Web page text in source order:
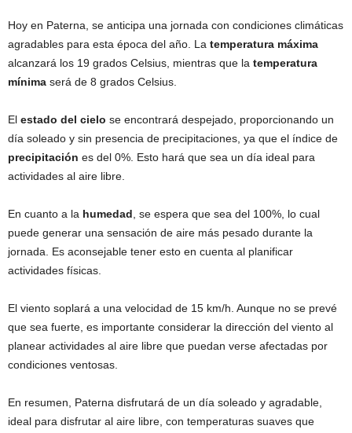
Hoy en Paterna, se anticipa una jornada con condiciones climáticas
agradables para esta época del año. La temperatura máxima
alcanzará los 19 grados Celsius, mientras que la temperatura
mínima será de 8 grados Celsius.
El estado del cielo se encontrará despejado, proporcionando un
día soleado y sin presencia de precipitaciones, ya que el índice de
precipitación es del 0%. Esto hará que sea un día ideal para
actividades al aire libre.
En cuanto a la humedad, se espera que sea del 100%, lo cual
puede generar una sensación de aire más pesado durante la
jornada. Es aconsejable tener esto en cuenta al planificar
actividades físicas.
El viento soplará a una velocidad de 15 km/h. Aunque no se prevé
que sea fuerte, es importante considerar la dirección del viento al
planear actividades al aire libre que puedan verse afectadas por
condiciones ventosas.
En resumen, Paterna disfrutará de un día soleado y agradable,
ideal para disfrutar al aire libre, con temperaturas suaves que